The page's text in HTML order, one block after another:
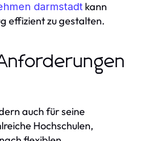
darmstadt kann
effizient zu gestalten.
auch für seine
Hochschulen,